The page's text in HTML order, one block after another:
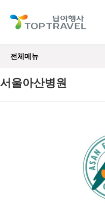
전체메뉴
서울아산병원